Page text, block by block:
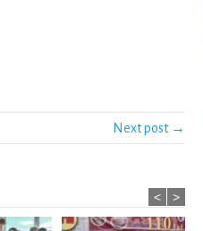
Next post →
< >